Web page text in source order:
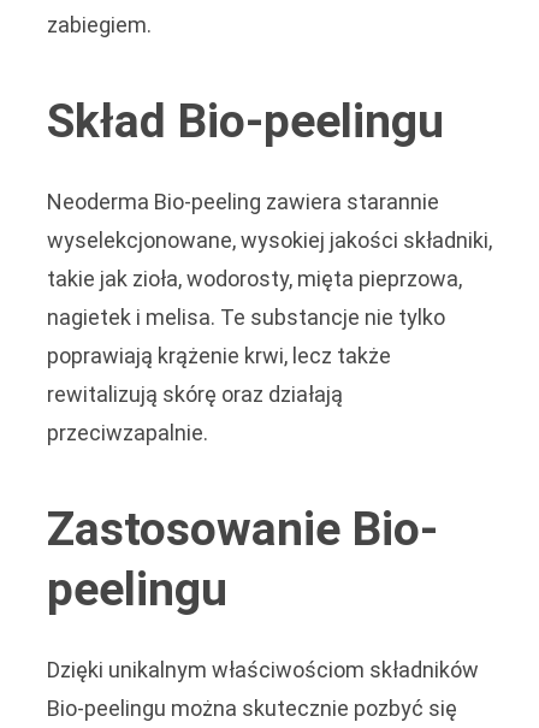
zabiegiem.
Skład Bio-peelingu
Neoderma Bio-peeling zawiera starannie
wyselekcjonowane, wysokiej jakości składniki,
takie jak zioła, wodorosty, mięta pieprzowa,
nagietek i melisa. Te substancje nie tylko
poprawiają krążenie krwi, lecz także
rewitalizują skórę oraz działają
przeciwzapalnie.
Zastosowanie Bio-
peelingu
Dzięki unikalnym właściwościom składników
Bio-peelingu można skutecznie pozbyć się